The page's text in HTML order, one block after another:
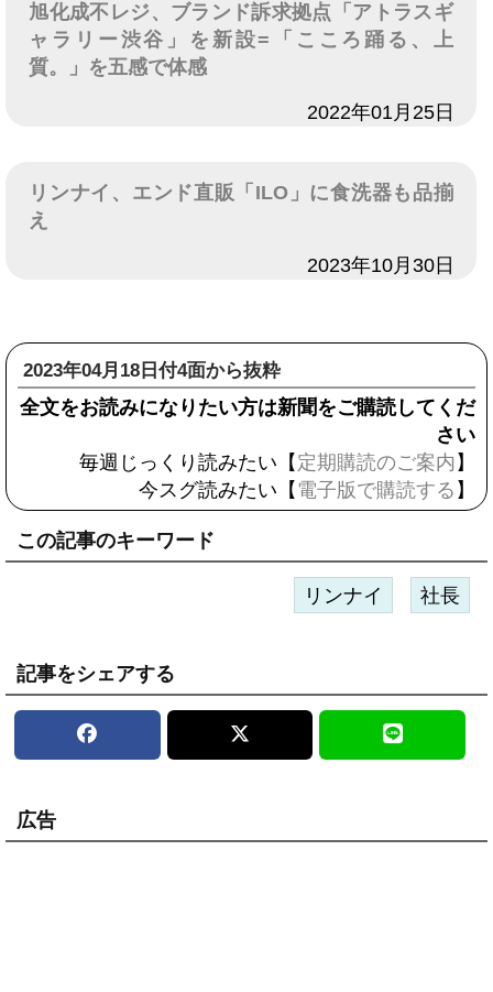
旭化成不レジ、ブランド訴求拠点「アトラスギ
ャラリー渋谷」を新設=「こころ踊る、上
質。」を五感で体感
2022年01月25日
リンナイ、エンド直販「ILO」に食洗器も品揃
え
2023年10月30日
2023年04月18日付4面から抜粋
全文をお読みになりたい方は新聞をご購読してくだ
さい
毎週じっくり読みたい【 定期購読のご案内 】
今スグ読みたい【 電子版で購読する 】
この記事のキーワード
リンナイ 社長
記事をシェアする
広告